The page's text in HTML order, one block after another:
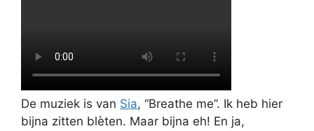
De muziek is van Sia, “Breathe me”. Ik heb hier
bijna zitten blèten. Maar bijna eh! En ja,